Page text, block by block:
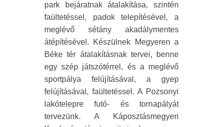
park bejáratnak átalakítása, szintén
faültetéssel, padok telepítésével, a
meglévő sétány akadálymentes
átépítésével. Készülnek Megyeren a
Béke tér átalakításnak tervei, benne
egy szép játszótérrel, és a meglévő
sportpálya felújításával, a gyep
felújításával, faültetéssel. A Pozsonyi
lakótelepre futó- és tornapályát
tervezünk. A Káposztásmegyeri